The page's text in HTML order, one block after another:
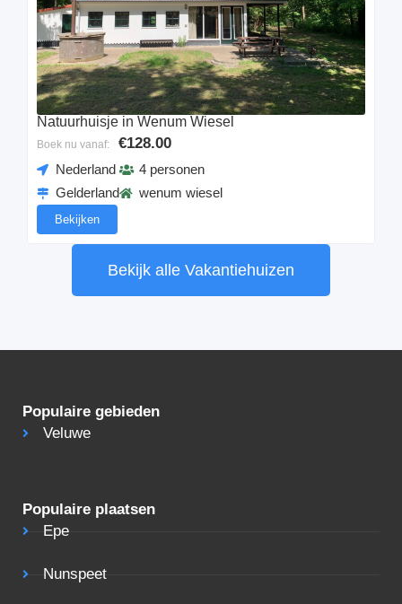
Natuurhuisje in Wenum Wiesel
Boek nu vanaf: €128.00
Nederland
Gelderland
4 personen
wenum wiesel
Bekijken
Bekijk alle Vakantiehuizen
Populaire gebieden
Veluwe
Populaire plaatsen
Epe
Nunspeet